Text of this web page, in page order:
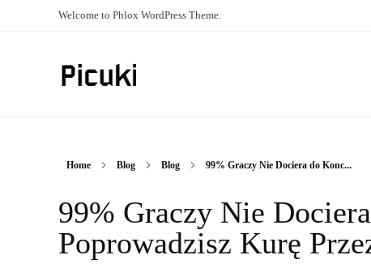
Welcome to Phlox WordPress Theme.
Home Blog Blog 99% Graczy Nie Dociera do Konc...
99% Graczy Nie
Poprowadzisz Kurę